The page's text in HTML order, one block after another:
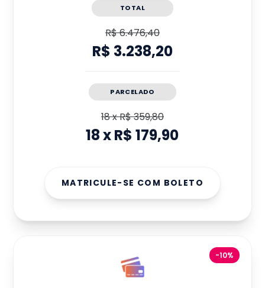
TOTAL
R$ 6.476,40
R$ 3.238,20
PARCELADO
18xR$ 359,80
18xR$ 179,90
MATRICULE-SE COM BOLETO
-10%